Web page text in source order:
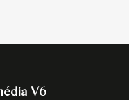
V6